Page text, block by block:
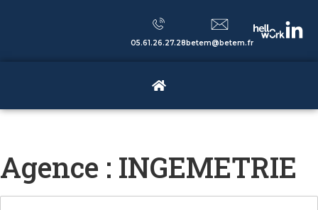
betem@betem.fr
05.61.26.27.28
Agence : INGEMETRIE